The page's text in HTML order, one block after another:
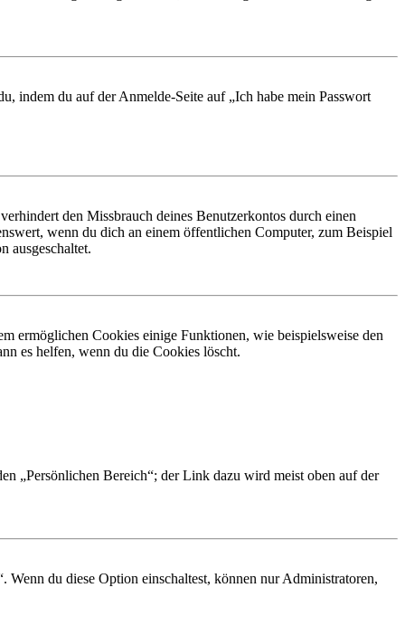
indem du auf der Anmelde-Seite auf „Ich habe mein Passwort
den Missbrauch deines Benutzerkontos durch einen
wenn du dich an einem öffentlichen Computer, zum Beispiel
ausgeschaltet.
ermöglichen Cookies einige Funktionen, wie beispielsweise den
es helfen, wenn du die Cookies löscht.
„Persönlichen Bereich“; der Link dazu wird meist oben auf der
du diese Option einschaltest, können nur Administratoren,